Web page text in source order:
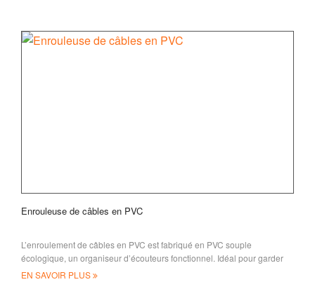
Enrouleuse de câbles en PVC
L’enroulement de câbles en PVC est fabriqué en PVC souple
écologique, un organiseur d’écouteurs fonctionnel. Idéal pour garder
des écouteurs/casque, c’est du tout
EN SAVOIR PLUS